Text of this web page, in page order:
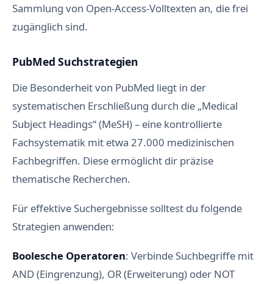
Sammlung von Open-Access-Volltexten an, die frei
zugänglich sind.
PubMed Suchstrategien
Die Besonderheit von PubMed liegt in der
systematischen Erschließung durch die „Medical
Subject Headings“ (MeSH) – eine kontrollierte
Fachsystematik mit etwa 27.000 medizinischen
Fachbegriffen. Diese ermöglicht dir präzise
thematische Recherchen.
Für effektive Suchergebnisse solltest du folgende
Strategien anwenden:
Boolesche Operatoren: Verbinde Suchbegriffe mit
AND (Eingrenzung), OR (Erweiterung) oder NOT